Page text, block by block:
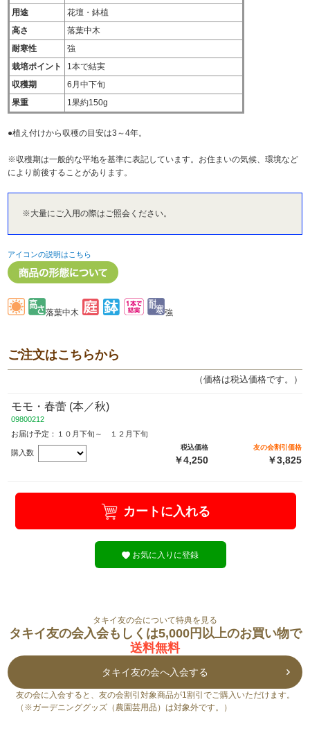
用途
花壇・鉢植
高さ
落葉中木
耐寒性
強
栽培ポイント
1本で結実
収穫期
6月中下旬
果重
1果約150g
●植え付けから収穫の目安は3～4年。
※収穫期は一般的な平地を基準に表記しています。お住まいの気候、環境など
により前後することがあります。
※大量にご入用の際はご照会ください。
アイコンの説明はこちら
落葉中木 強
ご注文はこちらから
（価格は税込価格です。）
モモ・春蕾 (本／秋)
09800212
お届け予定：１０月下旬～ １２月下旬
購入数
税込価格
￥4,250
友の会割引価格
￥3,825
カートに入れる
お気に入りに登録
タキイ友の会について特典を見る
タキイ友の会入会もしくは5,000円以上のお買い物で
送料無料
タキイ友の会へ入会する
友の会に入会すると、友の会割引対象商品が1割引でご購入いただけます。
（※ガーデニンググッズ（農園芸用品）は対象外です。）